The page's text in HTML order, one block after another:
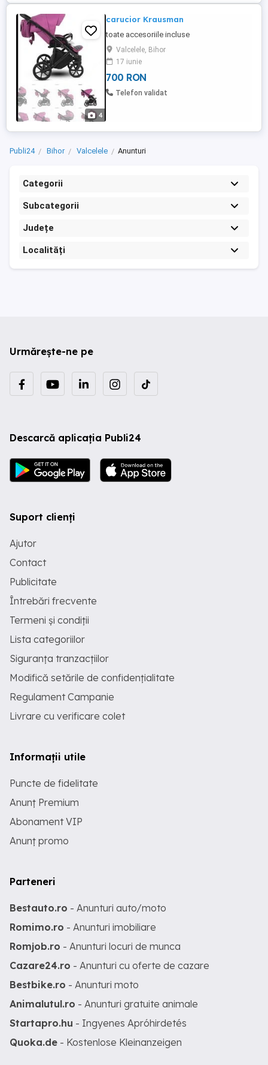
4
carucior Krausman
toate accesoriile incluse
Valcelele, Bihor
17 iunie
700 RON
Telefon validat
Publi24 Bihor Valcelele Anunturi
Categorii
Subcategorii
Județe
Localități
Urmărește-ne pe
Descarcă aplicația Publi24
Suport clienți
Ajutor
Contact
Publicitate
Întrebări frecvente
Termeni și condiții
Lista categoriilor
Siguranța tranzacțiilor
Modifică setările de confidențialitate
Regulament Campanie
Livrare cu verificare colet
Informații utile
Puncte de fidelitate
Anunț Premium
Abonament VIP
Anunț promo
Parteneri
Bestauto.ro - Anunturi auto/moto
Romimo.ro - Anunturi imobiliare
Romjob.ro - Anunturi locuri de munca
Cazare24.ro - Anunturi cu oferte de cazare
Bestbike.ro - Anunturi moto
Animalutul.ro - Anunturi gratuite animale
Startapro.hu - Ingyenes Apróhirdetés
Quoka.de - Kostenlose Kleinanzeigen